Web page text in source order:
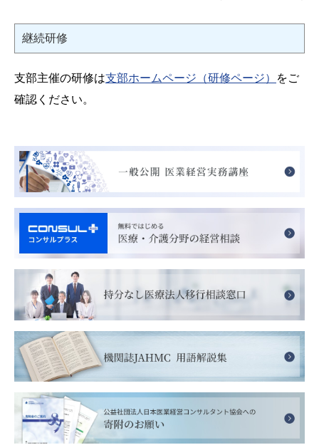
継続研修
支部主催の研修は支部ホームページ（研修ページ）
をご
確認ください。